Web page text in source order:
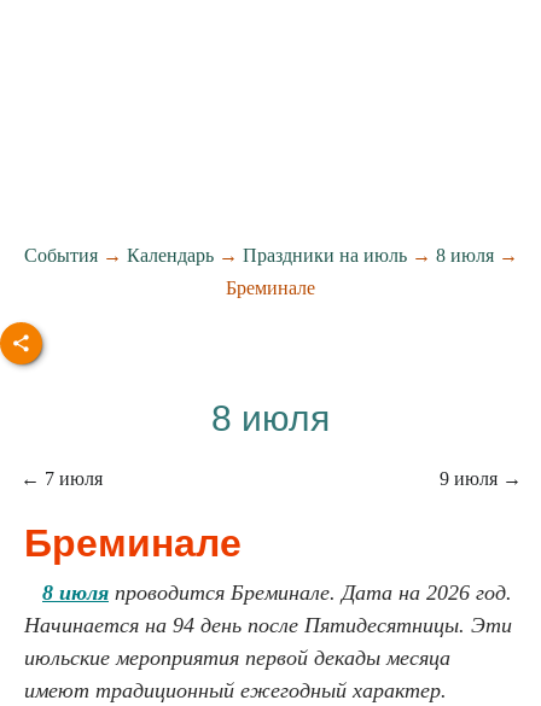
События→ Календарь→ Праздники на июль→ 8 июля→
Бреминале
8 июля
← 7 июля 9 июля →
Бреминале
8 июля проводится Бреминале. Дата на 2026 год.
Начинается на 94 день после Пятидесятницы. Эти
июльские мероприятия первой декады месяца
имеют традиционный ежегодный характер.